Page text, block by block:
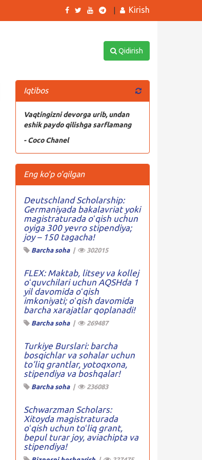
Kirish
Qidirish
Iqtibos
Vaqtingizni devorga urib, undan
eshik paydo qilishga sarflamang
- Coco Chanel
Eng ko'p o'qilgan
Deutschland Scholarship:
Germaniyada bakalavriat yoki
magistraturada oʻqish uchun
oyiga 300 yevro stipendiya;
joy – 150 tagacha!
Barcha soha| 302015
FLEX: Maktab, litsey va kollej
oʻquvchilari uchun AQSHda 1
yil davomida oʻqish
imkoniyati; oʻqish davomida
barcha xarajatlar qoplanadi!
Barcha soha| 269487
Turkiye Burslari: barcha
bosqichlar va sohalar uchun
to’liq grantlar, yotoqxona,
stipendiya va boshqalar!
Barcha soha| 236083
Schwarzman Scholars:
Xitoyda magistraturada
oʻqish uchun toʻliq grant,
bepul turar joy, aviachipta va
stipendiya!